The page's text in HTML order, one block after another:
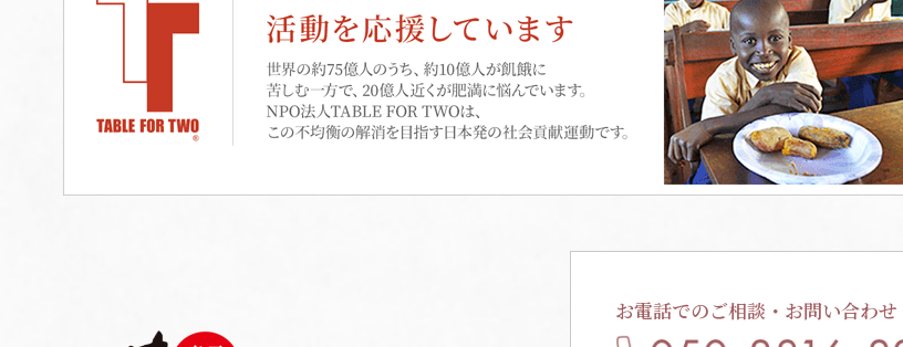
お電話でのご相談・お問い合わせ